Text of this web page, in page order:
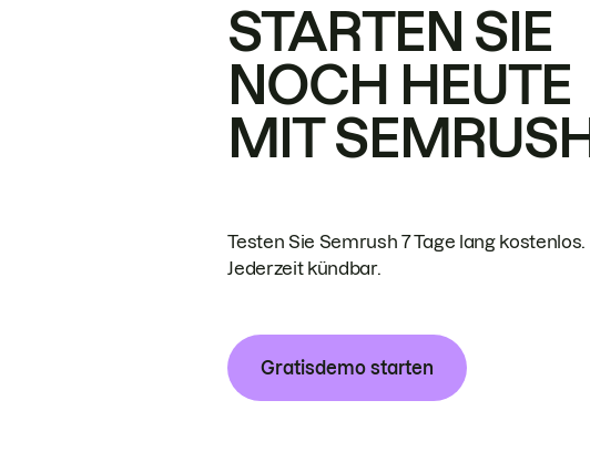
STARTEN SIE
NOCH HEUTE
MIT
Testen Sie Semrush 7 Tage lang kostenlos.
Jederzeit kündbar.
Gratisdemo starten